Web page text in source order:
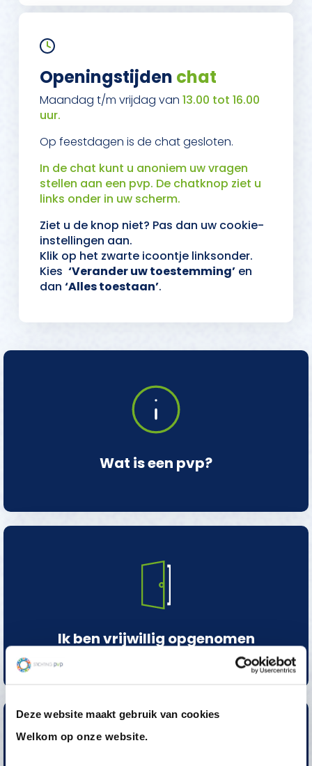
Deze website maakt gebruik van cookies
Welkom op onze website.
Openingstijden chat
Maandag t/m vrijdag van 13.00 tot 16.00
uur.
Op feestdagen is de chat gesloten.
In de chat kunt u anoniem uw vragen
stellen aan een pvp. De chatknop ziet u
links onder in uw scherm.
Ziet u de knop niet? Pas dan uw cookie-
instellingen aan.
Klik op het zwarte icoontje linksonder.
Kies ‘Verander uw toestemming’ en
dan ‘Alles toestaan’.
Wat is een pvp?
Ik ben vrijwillig opgenomen